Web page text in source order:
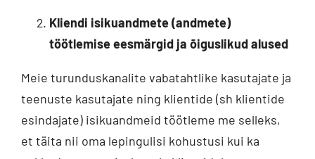
Kliendi isikuandmete (andmete)
töötlemise eesmärgid ja õiguslikud alused
Meie turunduskanalite vabatahtlike kasutajate ja
teenuste kasutajate ning klientide (sh klientide
esindajate) isikuandmeid töötleme me selleks,
et täita nii oma lepingulisi kohustusi kui ka